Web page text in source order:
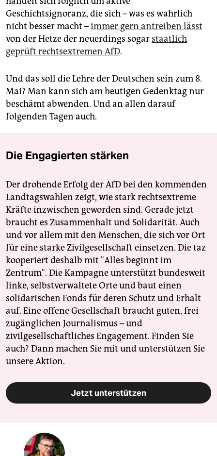
Geschichtsignoranz, die sich – was es wahrlich
nicht besser macht –immer gern antreiben lässt
von der Hetze der neuerdings sogar staatlich
geprüft rechtsextremen AfD.
Und das soll die Lehre der Deutschen sein zum 8.
Mai? Man kann sich am heutigen Gedenktag nur
beschämt abwenden. Und an allen darauf
folgenden Tagen auch.
Die Engagierten stärken
Der drohende Erfolg der AfD bei den kommenden
Landtagswahlen zeigt, wie stark rechtsextreme
Kräfte inzwischen geworden sind. Gerade jetzt
braucht es Zusammenhalt und Solidarität. Auch
und vor allem mit den Menschen, die sich vor Ort
für eine starke Zivilgesellschaft einsetzen. Die taz
kooperiert deshalb mit "Alles beginnt im
Zentrum". Die Kampagne unterstützt bundesweit
linke, selbstverwaltete Orte und baut einen
solidarischen Fonds für deren Schutz und Erhalt
auf. Eine offene Gesellschaft braucht guten, frei
zugänglichen Journalismus – und
zivilgesellschaftliches Engagement. Finden Sie
auch? Dann machen Sie mit und unterstützen Sie
unsere Aktion.
Jetzt unterstützen